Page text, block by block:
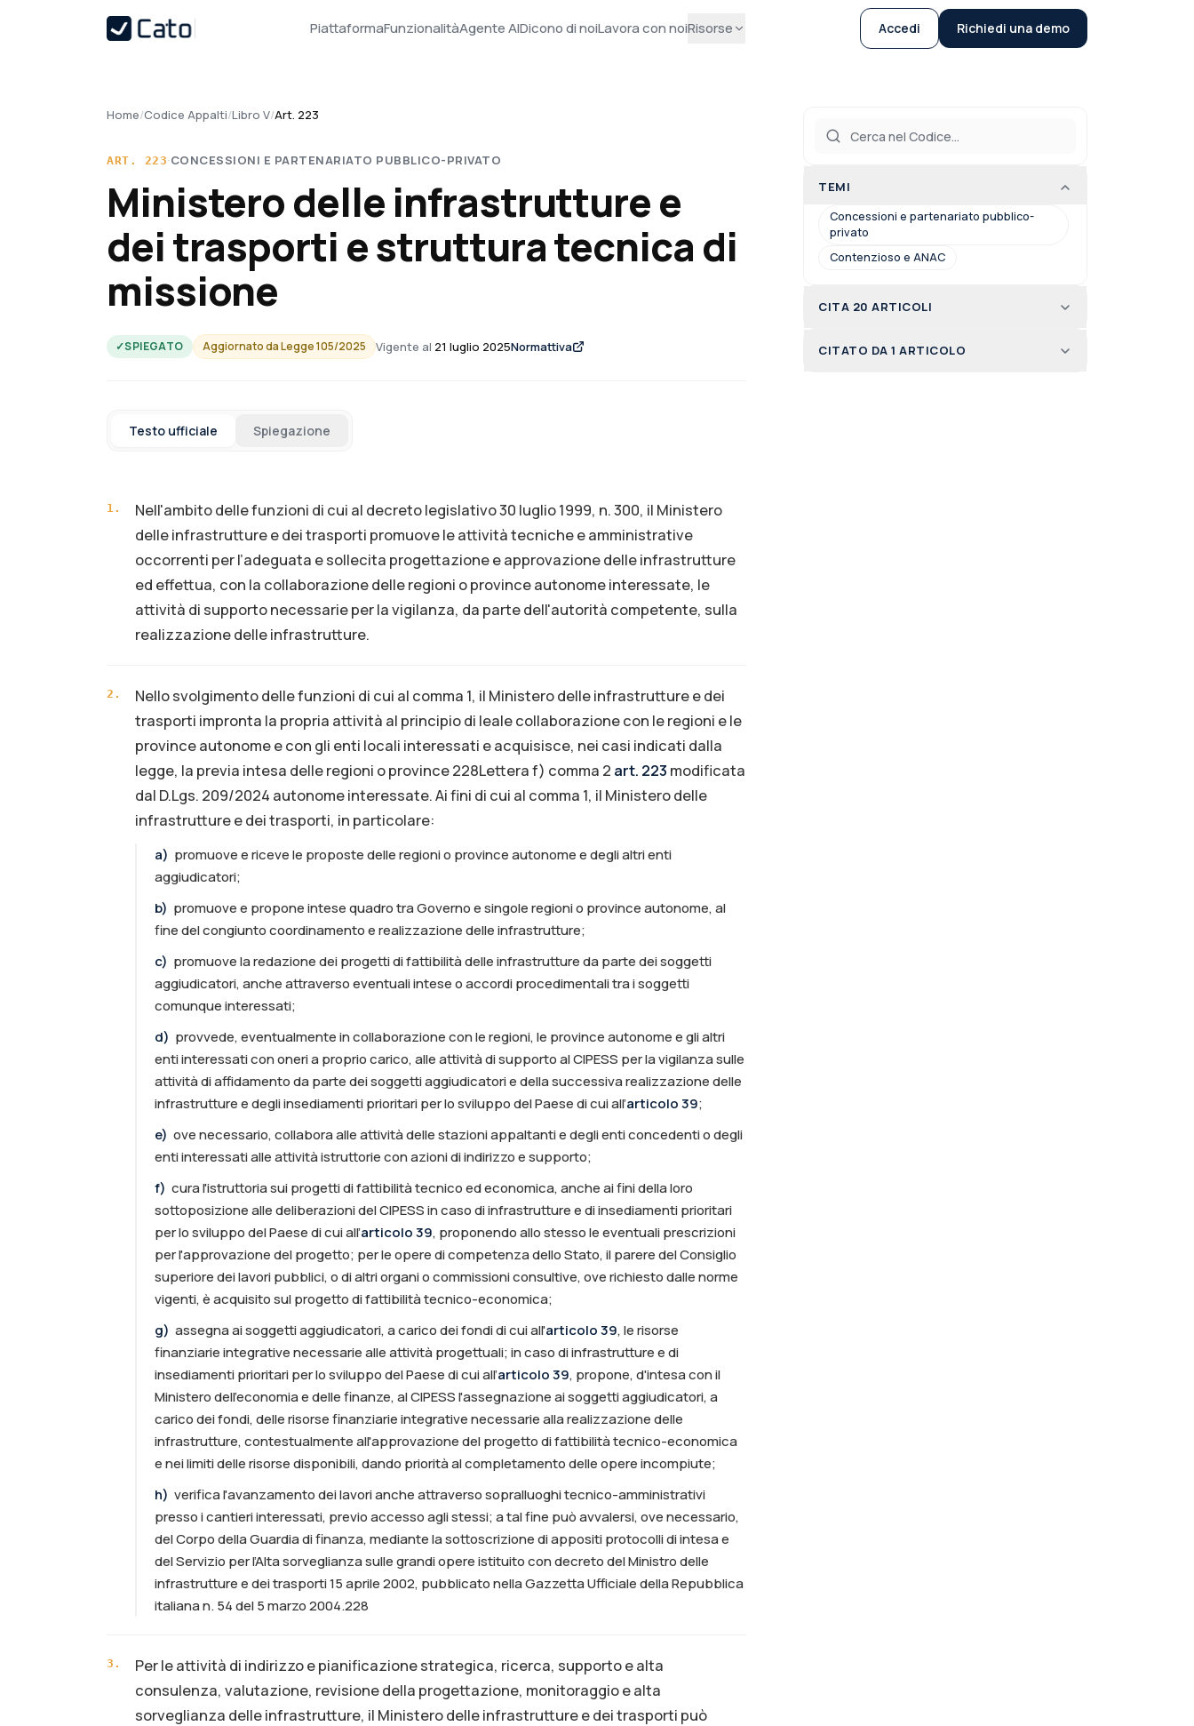
PiattaformaFunzionalitàAgente AIDicono di noiLavora con noiRisorse Accedi Richiedi una demo
Home/Codice Appalti/Libro V/Art. 223
ART. 223·CONCESSIONI E PARTENARIATO PUBBLICO-PRIVATO
Ministero delle infrastrutture e
dei trasporti e struttura tecnica di
missione
✓SPIEGATO Aggiornato daLegge 105/2025 Vigente al 21 luglio 2025Normattiva
Testo ufficiale Spiegazione
1.
Nell'ambito delle funzioni di cui al decreto legislativo 30 luglio 1999, n. 300, il Ministero
delle infrastrutture e dei trasporti promuove le attività tecniche e amministrative
occorrenti per l’adeguata e sollecita progettazione e approvazione delle infrastrutture
ed effettua, con la collaborazione delle regioni o province autonome interessate, le
attività di supporto necessarie per la vigilanza, da parte dell'autorità competente, sulla
realizzazione delle infrastrutture.
2 .
Nello svolgimento delle funzioni di cui al comma 1, il Ministero delle infrastrutture e dei
trasporti impronta la propria attività al principio di leale collaborazione con le regioni e le
province autonome e con gli enti locali interessati e acquisisce, nei casi indicati dalla
legge, la previa intesa delle regioni o province 228Lettera f) comma 2 art. 223 modificata
dal D.Lgs. 209/2024 autonome interessate. Ai fini di cui al comma 1, il Ministero delle
infrastrutture e dei trasporti, in particolare:
a) promuove e riceve le proposte delle regioni o province autonome e degli altri enti
aggiudicatori;
b) promuove e propone intese quadro tra Governo e singole regioni o province autonome, al
fine del congiunto coordinamento e realizzazione delle infrastrutture;
c) promuove la redazione dei progetti di fattibilità delle infrastrutture da parte dei soggetti
aggiudicatori, anche attraverso eventuali intese o accordi procedimentali tra i soggetti
comunque interessati;
d) provvede, eventualmente in collaborazione con le regioni, le province autonome e gli altri
enti interessati con oneri a proprio carico, alle attività di supporto al CIPESS per la vigilanza sulle
attività di affidamento da parte dei soggetti aggiudicatori e della successiva realizzazione delle
infrastrutture e degli insediamenti prioritari per lo sviluppo del Paese di cui all’articolo 39;
e) ove necessario, collabora alle attività delle stazioni appaltanti e degli enti concedenti o degli
enti interessati alle attività istruttorie con azioni di indirizzo e supporto;
f) cura l'istruttoria sui progetti di fattibilità tecnico ed economica, anche ai fini della loro
sottoposizione alle deliberazioni del CIPESS in caso di infrastrutture e di insediamenti prioritari
per lo sviluppo del Paese di cui all’articolo 39, proponendo allo stesso le eventuali prescrizioni
per l'approvazione del progetto; per le opere di competenza dello Stato, il parere del Consiglio
superiore dei lavori pubblici, o di altri organi o commissioni consultive, ove richiesto dalle norme
vigenti, è acquisito sul progetto di fattibilità tecnico-economica;
g) assegna ai soggetti aggiudicatori, a carico dei fondi di cui all'articolo 39, le risorse
finanziarie integrative necessarie alle attività progettuali; in caso di infrastrutture e di
insediamenti prioritari per lo sviluppo del Paese di cui all’articolo 39, propone, d'intesa con il
Ministero dell'economia e delle finanze, al CIPESS l'assegnazione ai soggetti aggiudicatori, a
carico dei fondi, delle risorse finanziarie integrative necessarie alla realizzazione delle
infrastrutture, contestualmente all'approvazione del progetto di fattibilità tecnico-economica
e nei limiti delle risorse disponibili, dando priorità al completamento delle opere incompiute;
h) verifica l'avanzamento dei lavori anche attraverso sopralluoghi tecnico-amministrativi
presso i cantieri interessati, previo accesso agli stessi; a tal fine può avvalersi, ove necessario,
del Corpo della Guardia di finanza, mediante la sottoscrizione di appositi protocolli di intesa e
del Servizio per l’Alta sorveglianza sulle grandi opere istituito con decreto del Ministro delle
infrastrutture e dei trasporti 15 aprile 2002, pubblicato nella Gazzetta Ufficiale della Repubblica
italiana n. 54 del 5 marzo 2004.228
3 .
Per le attività di indirizzo e pianificazione strategica, ricerca, supporto e alta
consulenza, valutazione, revisione della progettazione, monitoraggio e alta
sorveglianza delle infrastrutture, il Ministero delle infrastrutture e dei trasporti può
TEMI
Concessioni e partenariato pubblico-
privato
Contenzioso e ANAC
CITA 20 ARTICOLI
CITATO DA 1 ARTICOLO